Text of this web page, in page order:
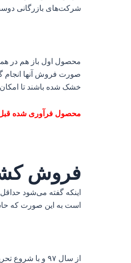
شرکت‌های بازرگانی
محصول اول باز هم در
صورت فروش آنها
خشک شده باشند تا
محصول فرآوری شده قبل
فروش
است به این صورت که
از سال ۹۷ و با شروع تحریم های جدید بود که